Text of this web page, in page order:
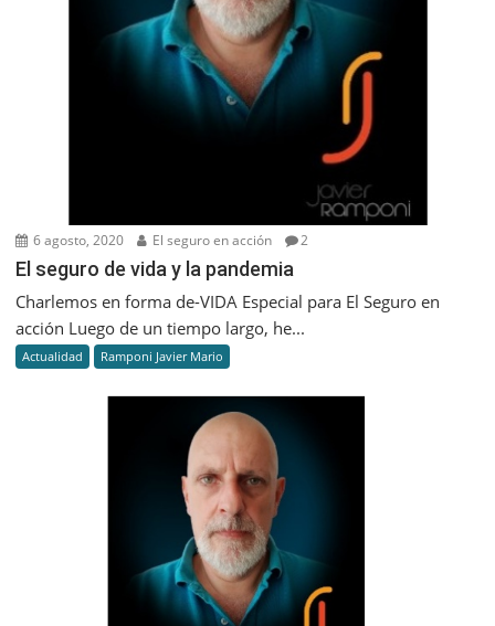
6 agosto, 2020 El seguro en acción 2
El seguro de vida y la pandemia
Charlemos en forma de-VIDA Especial para El Seguro en
acción Luego de un tiempo largo, he...
Actualidad Ramponi Javier Mario